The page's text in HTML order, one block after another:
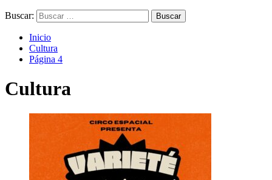
Buscar:
Inicio
Cultura
Página 4
Cultura